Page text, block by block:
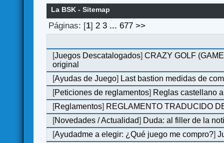
La BSK - Sitemap
Páginas: [1] 2 3 ... 677 >>
[Juegos Descatalogados]CRAZY GOLF
original
[Ayudas de Juego] Last bastion medidas de
[Peticiones de reglamentos] Reglas castellano
[Reglamentos] REGLAMENTO TRADUCIDO
[Novedades / Actualidad] Duda: al filler de la
[Ayudadme a elegir: ¿Qué juego me compro?]